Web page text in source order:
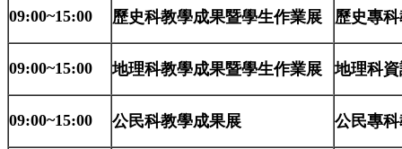
09:00~15:00 歷史科教學成果暨學生作業展 歷史專
09:00~15:00 地理科教學成果暨學生作業展 地理科
09:00~15:00 公民科教學成果展 公民專